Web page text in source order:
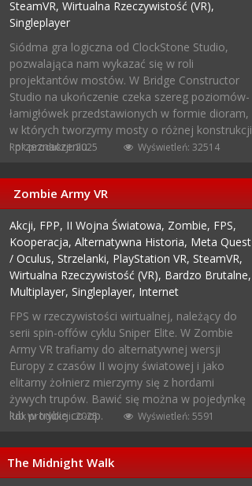
SteamVR,Wirtualna Rzeczywistość (VR),
Singleplayer
Siódma gra logiczna od ClockStone Studio,
pozwalająca nam wykazać się w roli
projektantów mostów. W Bridge Constructor
Studio na ukończenie czeka szereg poziomów-
łamigłówek przedstawionych w formie dioram,
w których tworzymy mosty o różnej konstrukcji
i przeznaczeniu.
Rok produkcji: 2025 Wyświetleń: 32514
Zombie Army VR
Akcji, FPP, II Wojna Światowa, Zombie, FPS,
Kooperacja,Alternatywna Historia, Meta Quest
/ Oculus,Strzelanki, PlayStation VR,SteamVR,
Wirtualna Rzeczywistość (VR), Bardzo Brutalne,
Multiplayer,Singleplayer, Internet
FPS w rzeczywistości wirtualnej, należący do
serii spin-offów cyklu Sniper Elite. W Zombie
Army VR trafiamy do alternatywnej wersji
Europy z czasów II wojny światowej i jako
elitarny żołnierz mierzymy się z hordami
żywych trupów. Bawić się można w pojedynkę
lub w trybie co-op.
Rok produkcji: 2025 Wyświetleń: 5591
The Midnight Walk